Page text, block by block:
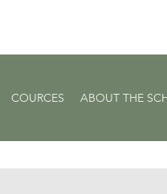
COURCES ABOUT THE